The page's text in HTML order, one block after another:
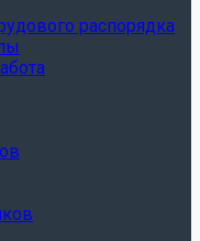
распорядка